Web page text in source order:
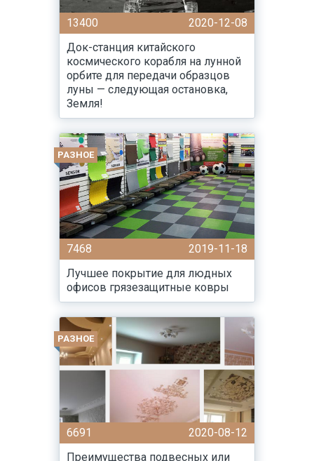
13400
2020-12-08
Док-станция китайского
космического корабля на лунной
орбите для передачи образцов
луны — следующая остановка,
Земля!
РАЗНОЕ
7468
2019-11-18
Лучшее покрытие для людных
офисов грязезащитные ковры
РАЗНОЕ
6691
2020-08-12
Преимущества подвесных или